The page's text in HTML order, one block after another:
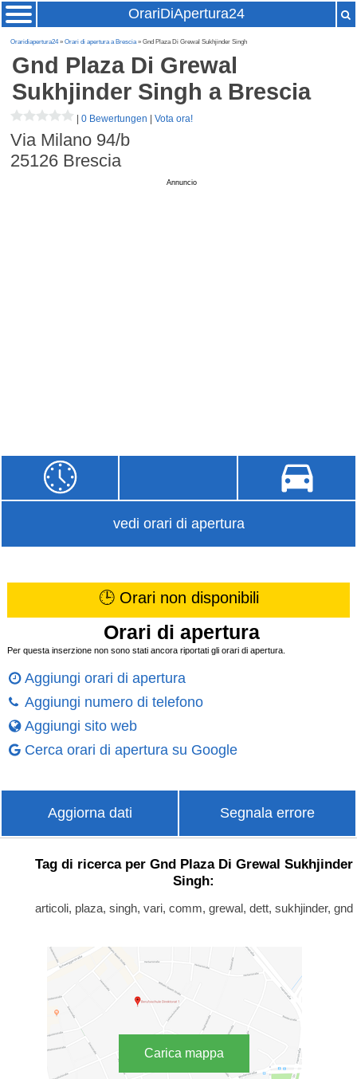
OrariDiApertura24
Oraridiapertura24»Orari di apertura a Brescia» Gnd Plaza Di Grewal Sukhjinder Singh
Gnd Plaza Di Grewal
Sukhjinder Singh a Brescia
|0 Bewertungen |Vota ora!
Via Milano 94/b
25126 Brescia
Annuncio
vedi orari di apertura
🕒 Orari non disponibili
Orari di apertura
Per questa inserzione non sono stati ancora riportati gli orari di apertura.
Aggiungi orari di apertura
Aggiungi numero di telefono
Aggiungi sito web
Cerca orari di apertura su Google
Aggiorna dati Segnala errore
Tag di ricerca per Gnd Plaza Di Grewal Sukhjinder
Singh:
articoli, plaza, singh, vari, comm, grewal, dett, sukhjinder, gnd
Carica mappa